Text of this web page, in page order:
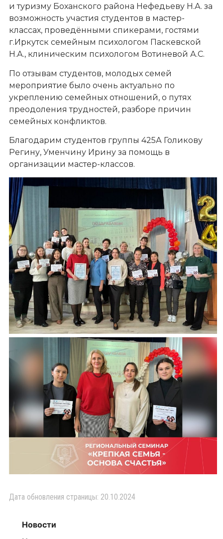
и туризму Боханского района Нефедьеву Н.А. за
возможность участия студентов в мастер-
классах, проведёнными спикерами, гостями
г.Иркутск семейным психологом Паскевской
Н.А., клиническим психологом Вотиневой А.С.
По отзывам студентов, молодых семей
мероприятие было очень актуально по
укреплению семейных отношений, о путях
преодоления трудностей, разборе причин
семейных конфликтов.
Благодарим студентов группы 425А Голикову
Регину, Уменчину Ирину за помощь в
организации мастер-классов.
Дата обновления страницы: 20.10.2024
Новости